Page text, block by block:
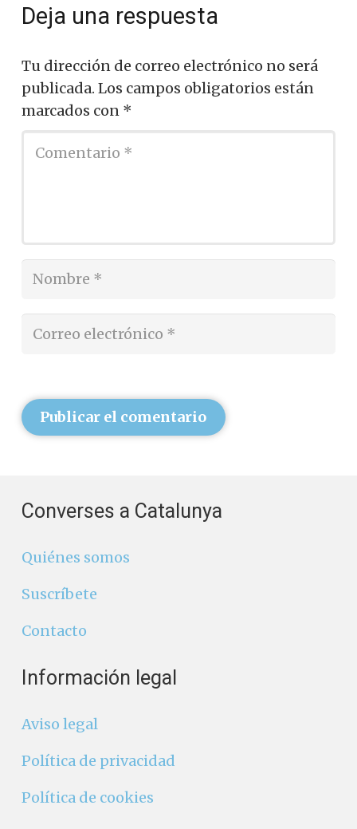
Deja una respuesta
Tu dirección de correo electrónico no será
publicada. Los campos obligatorios están
marcados con *
Publicar el comentario
Converses a Catalunya
Quiénes somos
Suscríbete
Contacto
Información legal
Aviso legal
Política de privacidad
Política de cookies